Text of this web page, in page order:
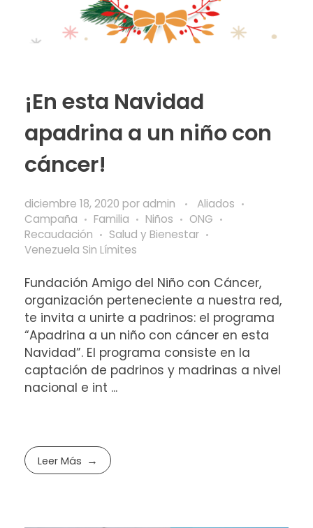
¡En esta Navidad
apadrina a un niño con
cáncer!
diciembre 18, 2020 por admin
Aliados
Campaña
Familia Niños
ONG
Recaudación
Salud y Bienestar
Venezuela Sin Límites
Fundación Amigo del Niño con Cáncer,
organización perteneciente a nuestra red,
te invita a unirte a padrinos: el programa
“Apadrina a un niño con cáncer en esta
Navidad”. El programa consiste en la
captación de padrinos y madrinas a nivel
nacional e int ...
Leer Más